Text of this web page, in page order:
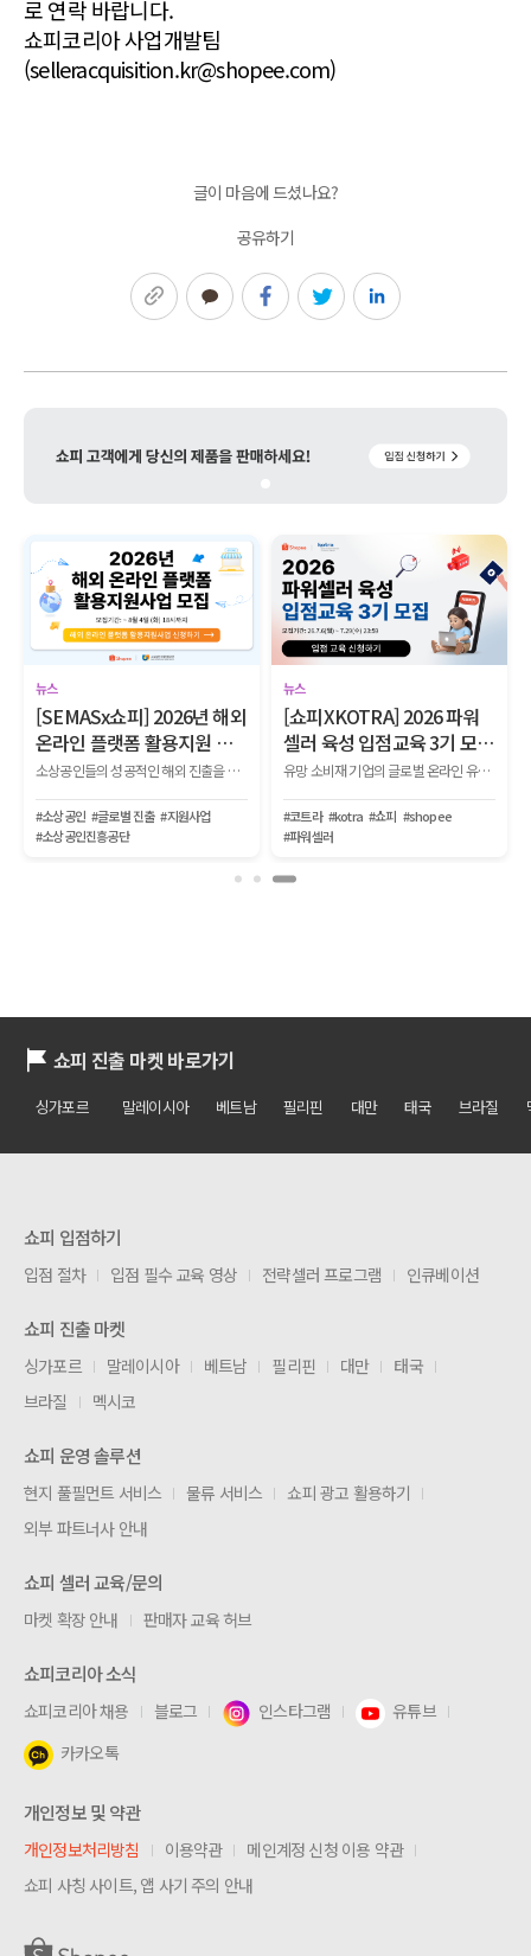
로 연락 바랍니다.
쇼피코리아 사업개발팀
(selleracquisition.kr@shopee.com)
글이 마음에 드셨나요?
공유하기
링크복사카카오톡페이스북트위터링크드인
뉴스
[SEMASx쇼피] 2026년 해외
온라인 플랫폼 활용지원 사
업 참여 기업 모집
소상공인들의 성공적인 해외 진출을 위해 ▲광고 ▲기획전 ▲전문 컨설팅 ▲리뷰 체험단 ▲O2O 기획전 등 다양한 마케팅 지원 프로그램을 제공하는 사업 참여기업을 모집합니다.
#소상공인 #글로벌 진출 #지원사업
#소상공인진흥공단
뉴스
[쇼피XKOTRA] 2026 파워
셀러 육성 입점교육 3기 모
집!
유망 소비재 기업의 글로벌 온라인 유통망 입점부터 생존, 파워셀러로 성장하는 전 과정을 지원하는 『2026 KOTRA-쇼피 파워셀러 육성사업 1단계 입점교육 2기』를 모집합니다.
#코트라 #kotra #쇼피 #shopee
#파워셀러
쇼피 진출 마켓 바로가기
싱가포르 말레이시아 베트남 필리핀 대만 태국 브라질
쇼피 입점하기
입점 절차 입점 필수 교육 영상 전략셀러 프로그램 인큐베이션
쇼피 진출 마켓
싱가포르 말레이시아 베트남 필리핀 대만
태국
브라질
멕시코
쇼피 운영 솔루션
현지 풀필먼트 서비스 물류 서비스
쇼피 광고 활용하기
외부 파트너사 안내
쇼피 셀러 교육/문의
마켓 확장 안내 판매자 교육 허브
쇼피코리아 소식
쇼피코리아 채용 블로그 인스타그램
유튜브
카카오톡
개인정보 및 약관
개인정보처리방침 이용약관
메인계정 신청 이용 약관
쇼피 사칭 사이트, 앱 사기 주의 안내